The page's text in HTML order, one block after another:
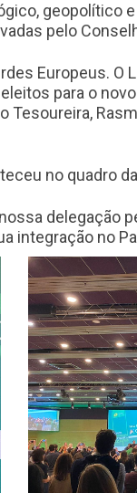
geopolítico
pelo
Europeus.
para o
no quadro
integração no